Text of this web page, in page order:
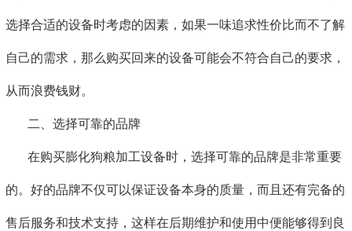
选择合适的设备时考虑的因素，如果一味追求性价比而不了解
自己的需求，那么购买回来的设备可能会不符合自己的要求，
从而浪费钱财。
二、选择可靠的品牌
在购买膨化狗粮加工设备时，选择可靠的品牌是非常重要
的。好的品牌不仅可以保证设备本身的质量，而且还有完备的
售后服务和技术支持，这样在后期维护和使用中便能够得到良